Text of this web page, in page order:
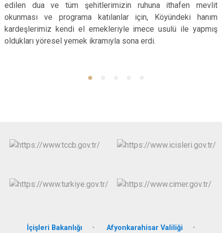
edilen dua ve tüm şehitlerimizin ruhuna ithafen mevlit
okunması ve programa katılanlar için, Köyündeki hanım
kardeşlerimiz kendi el emekleriyle imece usulü ile yapmış
oldukları yöresel yemek ikramıyla sona erdi.
İçişleri Bakanlığı Afyonkarahisar Valiliği